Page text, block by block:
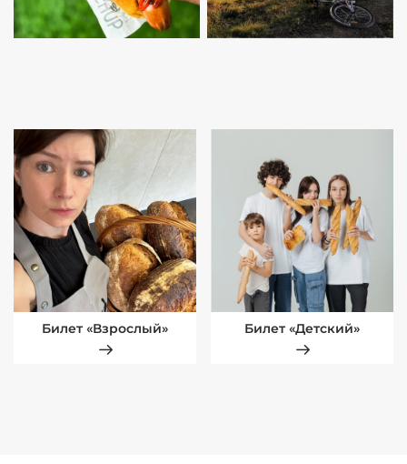
Билет «Взрослый» Билет «Детский»